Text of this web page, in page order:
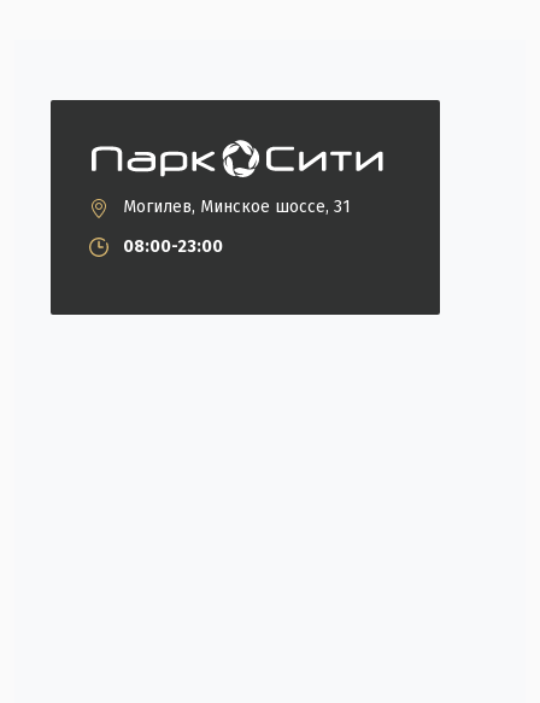
Могилев, Минское шоссе, 31
08:00-23:00